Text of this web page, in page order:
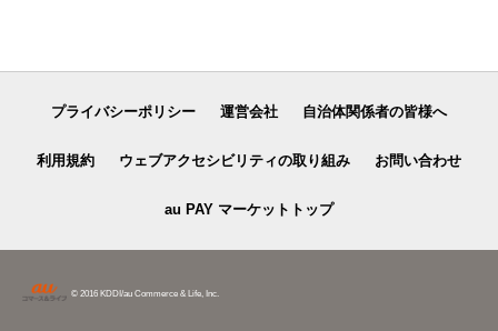
プライバシーポリシー 運営会社 自治体関係者の皆様へ
利用規約 ウェブアクセシビリティの取り組み お問い合わせ
au PAY マーケットトップ
© 2016 KDDI/au Commerce & Life, Inc.